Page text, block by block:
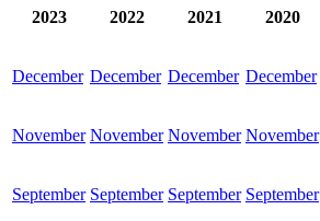
2023 2022 2021 2020
December December December December
November November November November
September September September September